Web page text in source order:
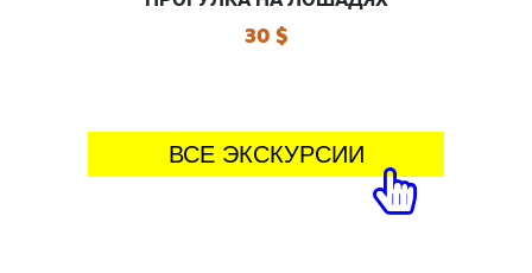
ВСЕ ЭКСКУРСИИ
30 $